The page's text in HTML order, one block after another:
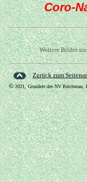
Coro-
Weitere Bilder
Zurück zum
©2021, Grundele des NV Reichenau,